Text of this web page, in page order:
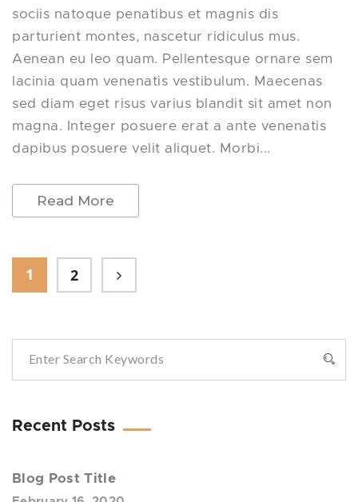
sociis natoque penatibus et magnis dis
parturient montes, nascetur ridiculus mus.
Aenean eu leo quam. Pellentesque ornare sem
lacinia quam venenatis vestibulum. Maecenas
sed diam eget risus varius blandit sit amet non
magna. Integer posuere erat a ante venenatis
dapibus posuere velit aliquet. Morbi...
Read More
1 2
Recent Posts
Blog Post Title